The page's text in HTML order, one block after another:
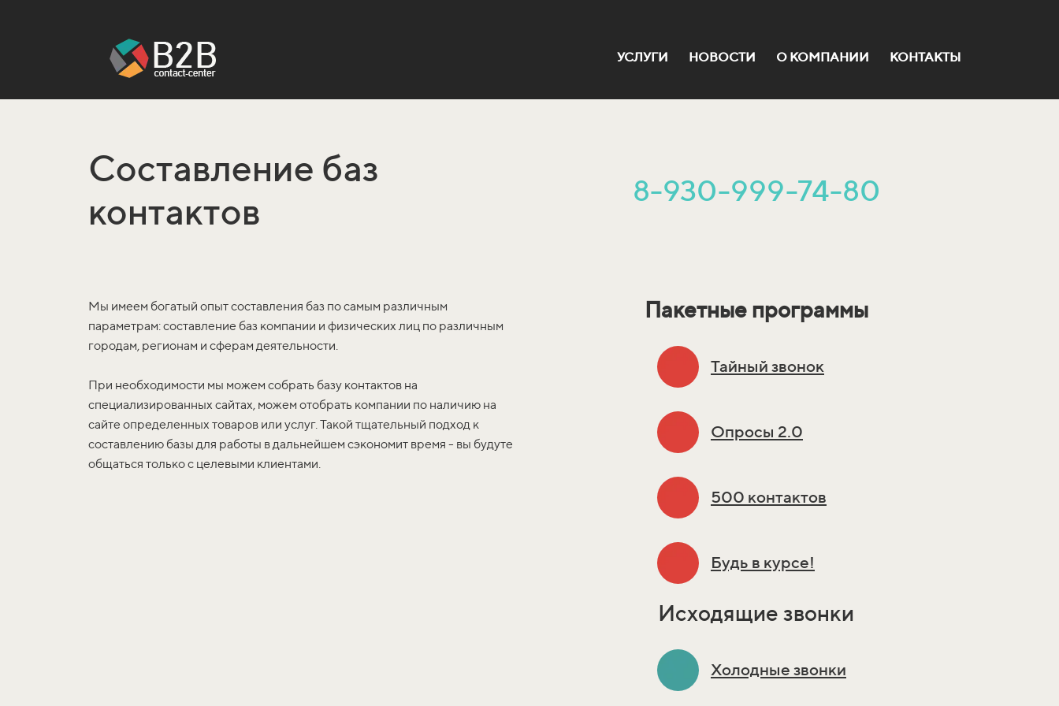
УСЛУГИ НОВОСТИ О КОМПАНИИ КОНТАКТЫ
Составление баз
контактов
8-930-999-74-80
Мы имеем богатый опыт составления баз по самым различным
параметрам: составление баз компании и физических лиц по различным
городам, регионам и сферам деятельности.
При необходимости мы можем собрать базу контактов на
специализированных сайтах, можем отобрать компании по наличию на
сайте определенных товаров или услуг. Такой тщательный подход к
составлению базы для работы в дальнейшем сэкономит время - вы будуте
общаться только с целевыми клиентами.
Пакетные программы
Тайный звонок
Опросы 2.0
500 контактов
Будь в курсе!
Исходящие звонки
Холодные звонки